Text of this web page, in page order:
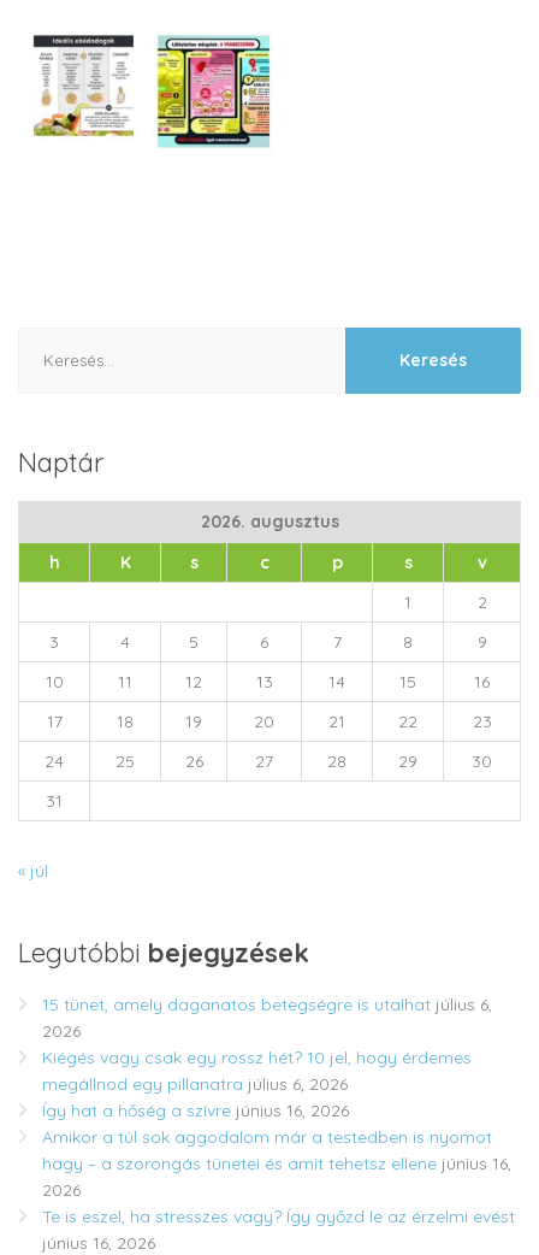
Naptár
2026. augusztus
h
K s c p s
v
1
2
3
4 5 6 7 8
9
10
11 12 13 14 15
16
17
18 19 20 21 22
23
24
25 26 27 28 29
30
31
« júl
Legutóbbi bejegyzések
15 tünet, amely daganatos betegségre is utalhat július 6,
2026
Kiégés vagy csak egy rossz hét? 10 jel, hogy érdemes
megállnod egy pillanatra július 6, 2026
Így hat a hőség a szívre június 16, 2026
Amikor a túl sok aggodalom már a testedben is nyomot
hagy – a szorongás tünetei és amit tehetsz ellene június 16,
2026
Te is eszel, ha stresszes vagy? Így győzd le az érzelmi evést
június 16, 2026